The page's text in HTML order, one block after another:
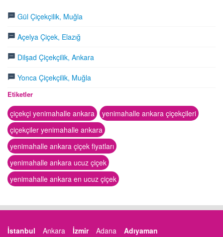
Gül Çiçekçilik, Muğla
Açelya Çiçek, Elazığ
Dilşad Çiçekçilik, Ankara
Yonca Çiçekçilik, Muğla
Etiketler
çiçekçi yenimahalle ankara
yenimahalle ankara çiçekçileri
çiçekçiler yenimahalle ankara
yenimahalle ankara çiçek fiyatları
yenimahalle ankara ucuz çiçek
yenimahalle ankara en ucuz çiçek
İstanbul Ankara İzmir Adana
Adıyaman